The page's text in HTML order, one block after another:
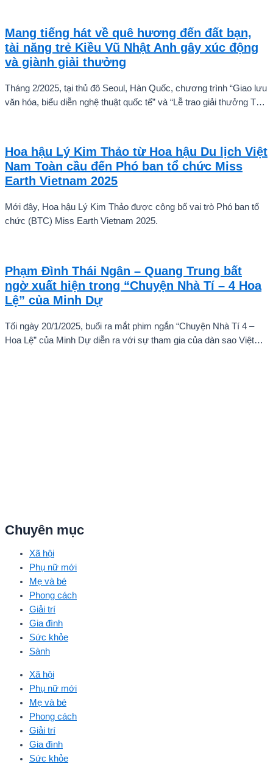
Mang tiếng hát về quê hương đến đất bạn,
tài năng trẻ Kiều Vũ Nhật Anh gây xúc động
và giành giải thưởng
Tháng 2/2025, tại thủ đô Seoul, Hàn Quốc, chương trình “Giao lưu
văn hóa, biểu diễn nghệ thuật quốc tế” và “Lễ trao giải thưởng Tài
ấn tượng mạnh với giọng hát trữ tình sâu lắng, mang đậm hơi thở
quê hương.
Hoa hậu Lý Kim Thảo từ Hoa hậu Du lịch Việt
Nam Toàn cầu đến Phó ban tổ chức Miss
Earth Vietnam 2025
Mới đây, Hoa hậu Lý Kim Thảo được công bố vai trò Phó ban tổ
chức (BTC) Miss Earth Vietnam 2025.
Phạm Đình Thái Ngân – Quang Trung bất
ngờ xuất hiện trong “Chuyện Nhà Tí – 4 Hoa
Lệ” của Minh Dự
Tối ngày 20/1/2025, buổi ra mắt phim ngắn “Chuyện Nhà Tí 4 –
Hoa Lệ” của Minh Dự diễn ra với sự tham gia của dàn sao Việt
Chuyên mục
Xã hội
Phụ nữ mới
Mẹ và bé
Phong cách
Giải trí
Gia đình
Sức khỏe
Sành
Xã hội
Phụ nữ mới
Mẹ và bé
Phong cách
Giải trí
Gia đình
Sức khỏe